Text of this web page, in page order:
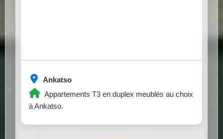
Ankatso
Appartements T3 en duplex meublés au choix
à Ankatso.